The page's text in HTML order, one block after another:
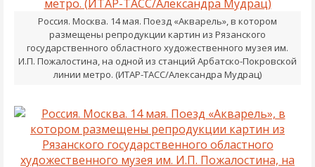
Россия. Москва. 14 мая. Поезд «Акварель», в котором
размещены репродукции картин из Рязанского
государственного областного художественного музея им.
И.П. Пожалостина, на одной из станций Арбатско-Покровской
линии метро. (ИТАР-ТАСС/Александра Мудрац)